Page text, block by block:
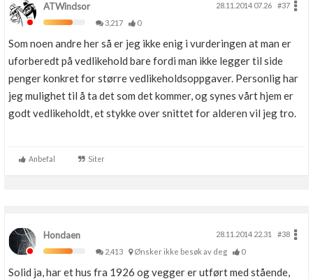
ATWindsor 28.11.2014 07.26
#37
3,217
0
Som noen andre her så er jeg ikke enig i vurderingen at man er
uforberedt på vedlikehold bare fordi man ikke legger til side
penger konkret for større vedlikeholdsoppgaver. Personlig har
jeg mulighet til å ta det som det kommer, og synes vårt hjem er
godt vedlikeholdt, et stykke over snittet for alderen vil jeg tro.
Anbefal Siter
Hondaen 28.11.2014 22.31
#38
2,413
Ønsker ikke besøk av deg 0
Solid ja, har et hus fra 1926 og vegger er utført med stående,